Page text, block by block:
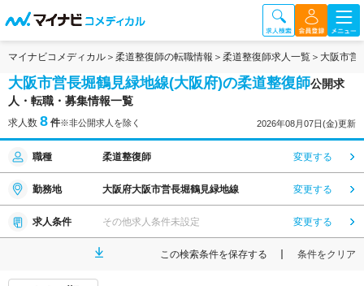
マイナビコメディカル 柔道整復師の転職情報 柔道整復師求人一覧 大阪市営
大阪市営長堀鶴見緑地線(大阪府)の柔道整復師公開求
人・転職・募集情報一覧
求人数 8 件※非公開求人を除く 2026年08月07日(金)更新
職種 柔道整復師 変更する
勤務地 大阪府大阪市営長堀鶴見緑地線 変更する
求人条件 その他求人条件未設定 変更する
この検索条件を保存する 条件をクリア